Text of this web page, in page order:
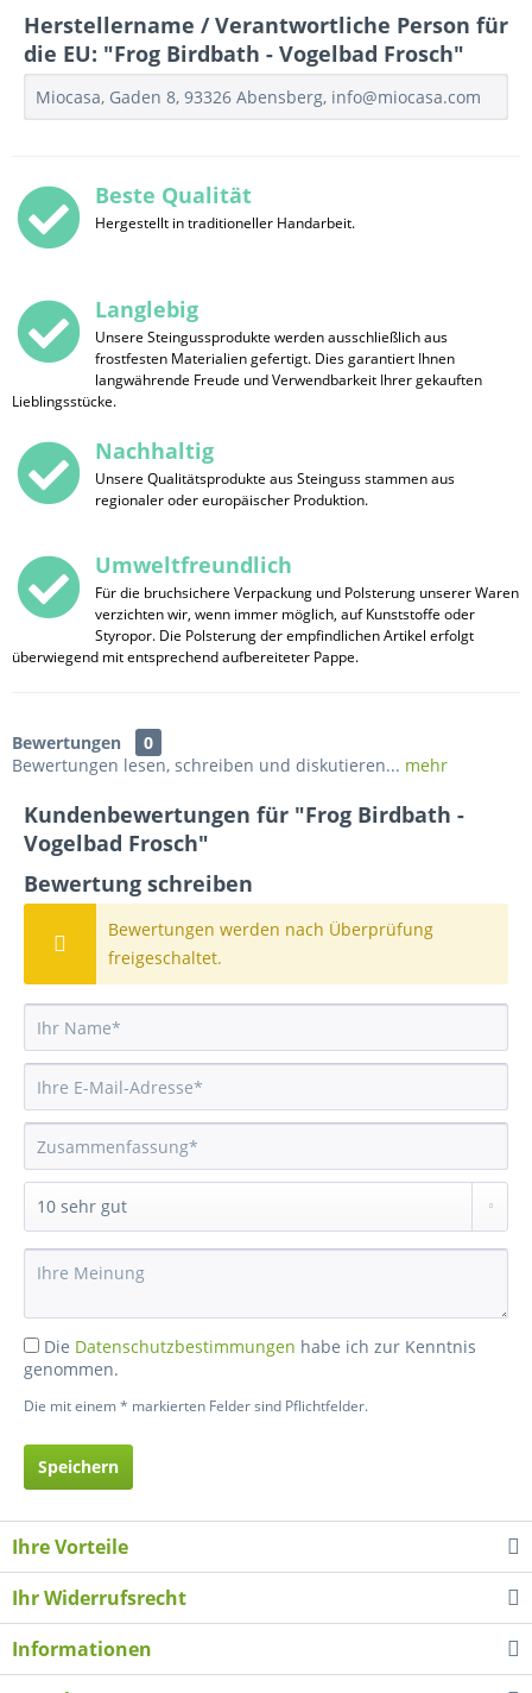
Herstellername / Verantwortliche Person für
die EU: "Frog Birdbath - Vogelbad Frosch"
Miocasa, Gaden 8, 93326 Abensberg, info@miocasa.com
Beste Qualität
Hergestellt in traditioneller Handarbeit.
Langlebig
Unsere Steingussprodukte werden ausschließlich aus
frostfesten Materialien gefertigt. Dies garantiert Ihnen
langwährende Freude und Verwendbarkeit Ihrer gekauften
Lieblingsstücke.
Nachhaltig
Unsere Qualitätsprodukte aus Steinguss stammen aus
regionaler oder europäischer Produktion.
Umweltfreundlich
Für die bruchsichere Verpackung und Polsterung unserer Waren
verzichten wir, wenn immer möglich, auf Kunststoffe oder
Styropor. Die Polsterung der empfindlichen Artikel erfolgt
überwiegend mit entsprechend aufbereiteter Pappe.
Bewertungen
0
Bewertungen lesen, schreiben und diskutieren... mehr
Kundenbewertungen für "Frog Birdbath -
Vogelbad Frosch"
Bewertung schreiben
Bewertungen werden nach Überprüfung
freigeschaltet.
Die Datenschutzbestimmungen habe ich zur Kenntnis
genommen.
Die mit einem * markierten Felder sind Pflichtfelder.
Speichern
Ihre Vorteile
Ihr Widerrufsrecht
Informationen